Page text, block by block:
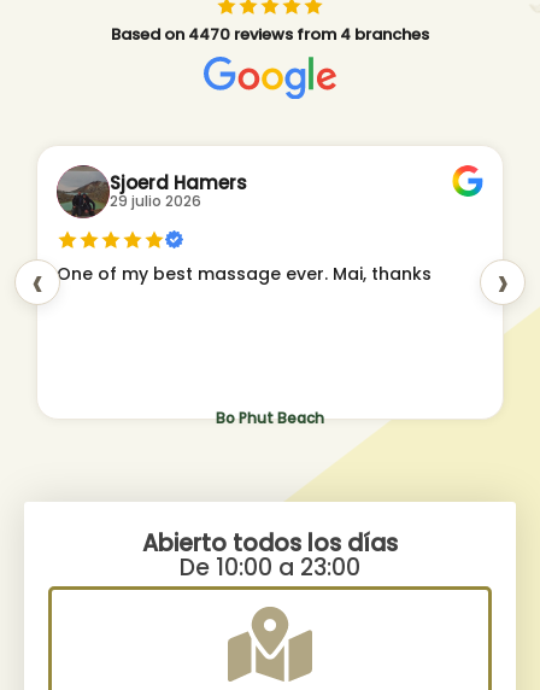
Based on 4470 reviews from 4 branches
‹
Bo Phut Beach
Sjoerd Hamers
29 julio 2026
One of my best massage ever. Mai, thanks ›
Abierto todos los días
De 10:00 a 23:00